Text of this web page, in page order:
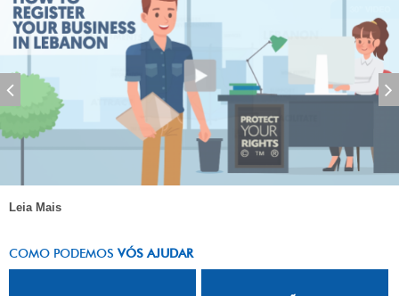
Leia Mais
Leia Mais
COMO PODEMOS VÓS AJUDAR